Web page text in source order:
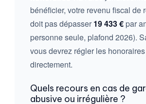
bénéficier, votre revenu fiscal de
doit pas dépasser 19 433 € par
personne seule, plafond 2026).
vous devrez régler les honoraires
directement.
Quels recours en cas de
abusive ou irrégulière ?